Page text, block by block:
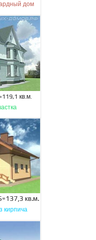
дом
кв.м.
кв.м.
кирпича